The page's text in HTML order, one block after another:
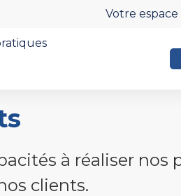
Votre espace
à réaliser nos
clients.